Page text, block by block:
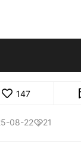
147
08-2221